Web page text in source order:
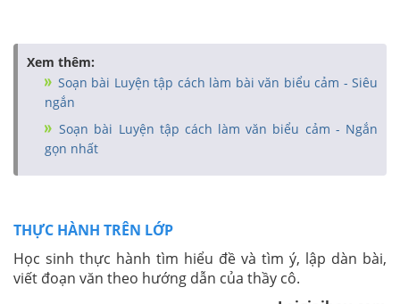
Xem thêm:
Soạn bài Luyện tập cách làm bài văn biểu cảm - Siêu
ngắn
Soạn bài Luyện tập cách làm văn biểu cảm - Ngắn
gọn nhất
THỰC HÀNH TRÊN LỚP
Học sinh thực hành tìm hiểu đề và tìm ý, lập dàn bài,
viết đoạn văn theo hướng dẫn của thầy cô.